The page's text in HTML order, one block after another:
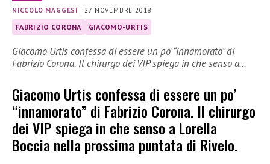
NICCOLO MAGGESI |27 NOVEMBRE 2018
FABRIZIO CORONA GIACOMO-URTIS
Giacomo Urtis confessa di essere un po’ “innamorato” di
Fabrizio Corona. Il chirurgo dei VIP spiega in che senso a…
Giacomo Urtis confessa di essere un po’
“innamorato” di Fabrizio Corona. Il chirurgo
dei VIP spiega in che senso a Lorella
Boccia nella prossima puntata di Rivelo.